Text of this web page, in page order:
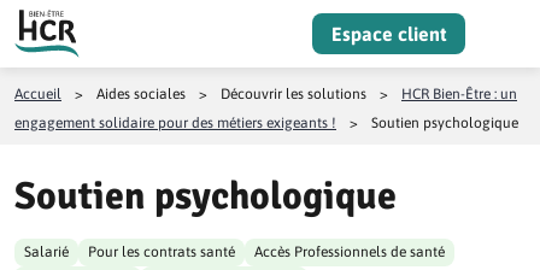
Aller au contenu
Espace client
Accueil > Aides sociales > Découvrir les solutions >
HCR Bien-Être : un
engagement solidaire pour des métiers exigeants !
> Soutien psychologique
Soutien psychologique
Salarié Pour les contrats santé
Accès Professionnels de santé